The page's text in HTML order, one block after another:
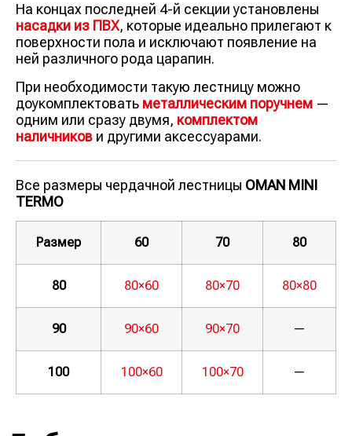
На концах последней 4-й секции установлены
насадки из ПВХ, которые идеально прилегают к
поверхности пола и исключают появление на
ней различного рода царапин.
При необходимости такую лестницу можно
доукомплектовать металлическим поручнем —
одним или сразу двумя, комплектом
наличников и другими аксессуарами.
Все размеры чердачной лестницы OMAN MINI
TERMO
Размер 60 70 80
80 80×60 80×70 80×80
90 90×60 90×70 —
100 100×60 100×70 —